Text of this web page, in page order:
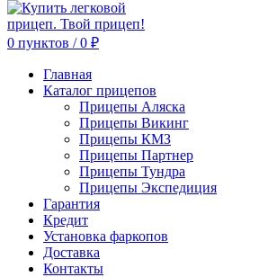
0 пунктов / 0 ₽
Главная
Каталог прицепов
Прицепы Аляска
Прицепы Викинг
Прицепы КМЗ
Прицепы Партнер
Прицепы Тундра
Прицепы Экспедиция
Гарантия
Кредит
Установка фаркопов
Доставка
Контакты